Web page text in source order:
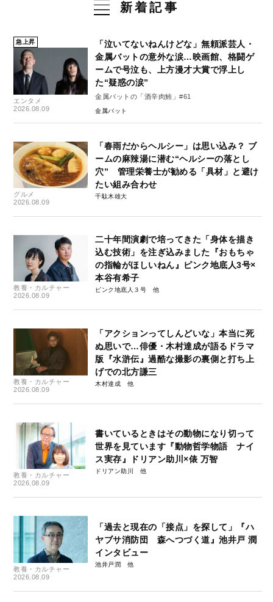
新着記事
急上昇
エンタメ
2026.08.09
「泣いてないねんけどな」無頼派芸人・
金属バットの意外な涙…映画館、格闘ゲ
ームで号泣も、上方漫才大賞で浮上し
た“疑惑の涙”
金属バットの「酒辛肉鮪」#61
金属バット
グルメ
2026.08.09
「春雨だからヘルシー」は思い込み？ ブ
ームの麻辣湯に潜む“ヘルシーの落とし
穴” 管理栄養士が勧める「具材」と避け
たい組み合わせ
千駄木雄大
教養・カルチャー
2026.08.09
二十年間演劇で培ってきた「身体を描き
込む技術」を注ぎ込みました『おもちゃ
の指輪がほしいねん』ピンク地底人3号×
本谷有希子
ピンク地底人３号
教養・カルチャー
2026.08.09
「アクションってしんどいな」本当に死
ぬ思いで…俳優・木村達成が語るドラマ
版『水滸伝』過酷な撮影の裏側と打ち上
げでの北方謙三
木村達成
教養・カルチャー
2026.08.09
書いているときはその動物になり切って
世界を見ています『動物哲学物語 ナイ
ス実存』ドリアン助川×俵 万智
ドリアン助川
教養・カルチャー
2026.08.09
「過去と現在の「接点」を探して」『ハ
ヤブサ消防団 森へつづく道』池井戸 潤
インタビュー
池井戸潤